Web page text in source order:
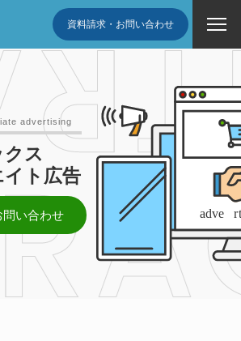
資料請求・お問い合わせ
advertising
ス
ト広告
問い合わせ